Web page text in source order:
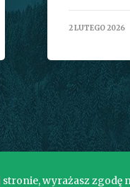
2 LUTEGO 2026
wyrażasz zgodę